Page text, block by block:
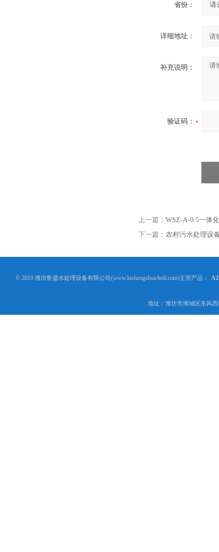
省份：
详细地址：
补充说明：
验证码：
上一篇： WSZ-A-0.5一体
下一篇： 农村污水处理设
© 2019 潍坊鲁盛水处理设备有限公司(www.lushengshuichuli.com)主营产品：
地址：潍坊市潍城区东风